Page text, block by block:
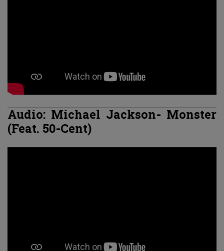
Audio: Michael Jackson- Monster
(Feat. 50-Cent)